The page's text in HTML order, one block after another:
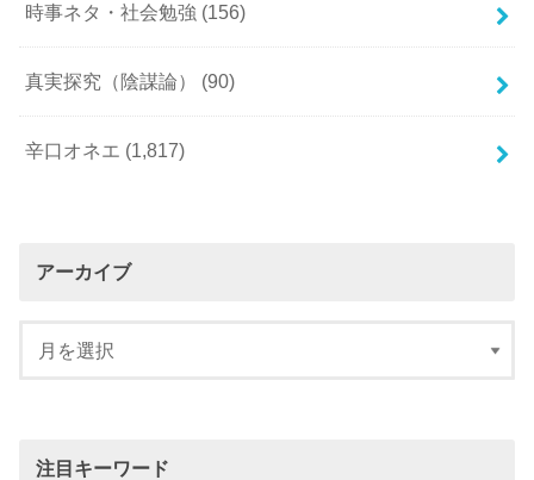
時事ネタ・社会勉強 (156)
真実探究（陰謀論） (90)
辛口オネエ (1,817)
アーカイブ
注目キーワード